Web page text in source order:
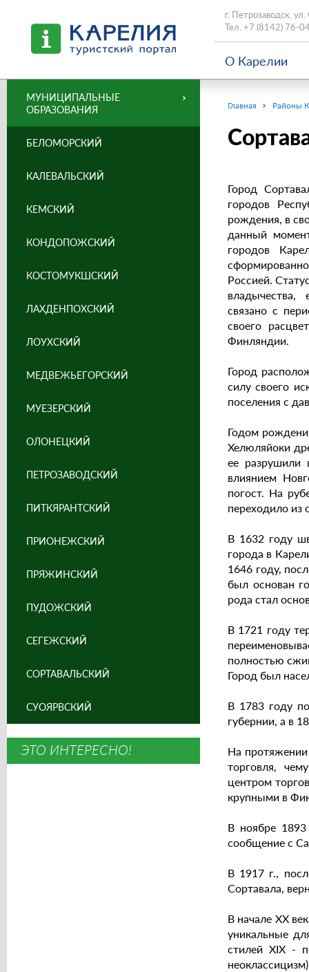
г. Петрозаводск,
Тел. +7 (8142) 76-
О Карелии
Главная Районы
Город
городов
рождения, в
данный
городов
Россией.
владычества,
связано с
своего
Финляндии.
Город
силу своего
поселения с
Годом
Хелюляйоки
ее разрушили
влиянием
погост. На
переходило из
В 1632 году
города в
1646 году,
был основан
рода стал
В 1721 году
полностью
Город был
В 1783 году
губернии, а в
На
торговля,
центром
крупными в
В ноябре
сообщение с
В 1917 г.,
Сортавала,
В начале XX
уникальные
стилей XIX -
МУНИЦИПАЛЬНЫЕ
ОБРАЗОВАНИЯ
БЕЛОМОРСКИЙ
КАЛЕВАЛЬСКИЙ
КЕМСКИЙ
КОНДОПОЖСКИЙ
КОСТОМУКШСКИЙ
ЛАХДЕНПОХСКИЙ
ЛОУХСКИЙ
МЕДВЕЖЬЕГОРСКИЙ
МУЕЗЕРСКИЙ
ОЛОНЕЦКИЙ
ПЕТРОЗАВОДСКИЙ
ПИТКЯРАНТСКИЙ
ПРИОНЕЖСКИЙ
ПРЯЖИНСКИЙ
ПУДОЖСКИЙ
СЕГЕЖСКИЙ
СОРТАВАЛЬСКИЙ
СУОЯРВСКИЙ
ЭТО ИНТЕРЕСНО!